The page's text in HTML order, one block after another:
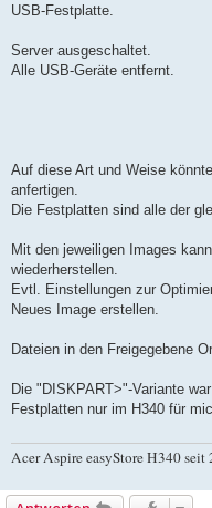
USB-Festplatte.
Server ausgeschaltet.
Alle USB-Geräte entfernt.
Auf diese Art und Weise
anfertigen.
Die Festplatten sind alle der
Mit den jeweiligen Images
wiederherstellen.
Evtl. Einstellungen zur
Neues Image erstellen.
Dateien in den Freigegebene
Die "DISKPART>"-Variante
Festplatten nur im H340 für
Acer Aspire easyStore H340